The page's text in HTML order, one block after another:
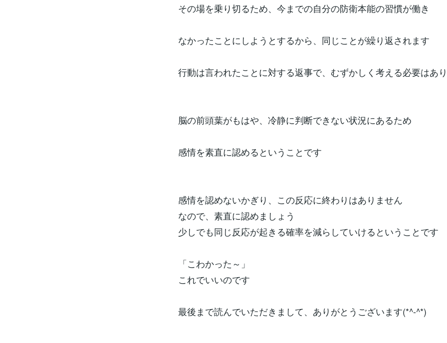
その場を乗り切るため、今までの自分の防衛本能の習慣が働き
なかったことにしようとするから、同じことが繰り返されます
行動は言われたことに対する返事で、むずかしく考える必要はあ
脳の前頭葉がもはや、冷静に判断できない状況にあるため
感情を素直に認めるということです
感情を認めないかぎり、この反応に終わりはありません
なので、素直に認めましょう
少しでも同じ反応が起きる確率を減らしていけるということです
「こわかった～」
これでいいのです
最後まで読んでいただきまして、ありがとうございます(*^-^*)